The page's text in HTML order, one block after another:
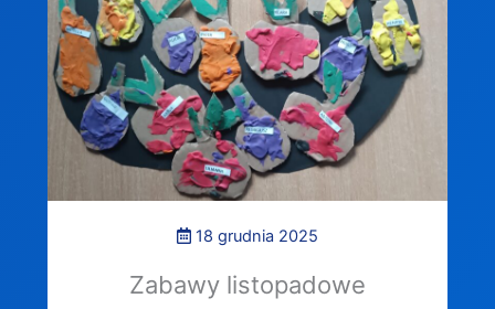
18 grudnia 2025
Zabawy listopadowe